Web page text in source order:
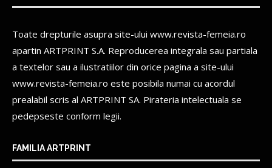
Toate drepturile asupra site-ului www.revista-femeia.ro
apartin ARTPRINT S.A. Reproducerea integrala sau partiala
a textelor sau a ilustratiilor din orice pagina a site-ului
www.revista-femeia.ro este posibila numai cu acordul
prealabil scris al ARTPRINT SA. Pirateria intelectuala se
pedepseste conform legii.
FAMILIA ARTPRINT